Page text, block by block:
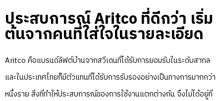
ประสบการณ์ Aritco ที่ดีกว่า เริ่ม
ต้นจากคนที่ใส่ใจในรายละเอียด
Aritco คือแบรนด์ลิฟต์บ้านจากสวีเดนที่ได้รับการยอมรับในระดับสากล
และในประเทศไทยก็มีตัวแทนที่ได้รับการรับรองอย่างเป็นทางการมากกว่า
หนึ่งราย สิ่งที่ทำให้ประสบการณ์ของการใช้งานแตกต่างกัน จึงไม่ได้อยู่ที่